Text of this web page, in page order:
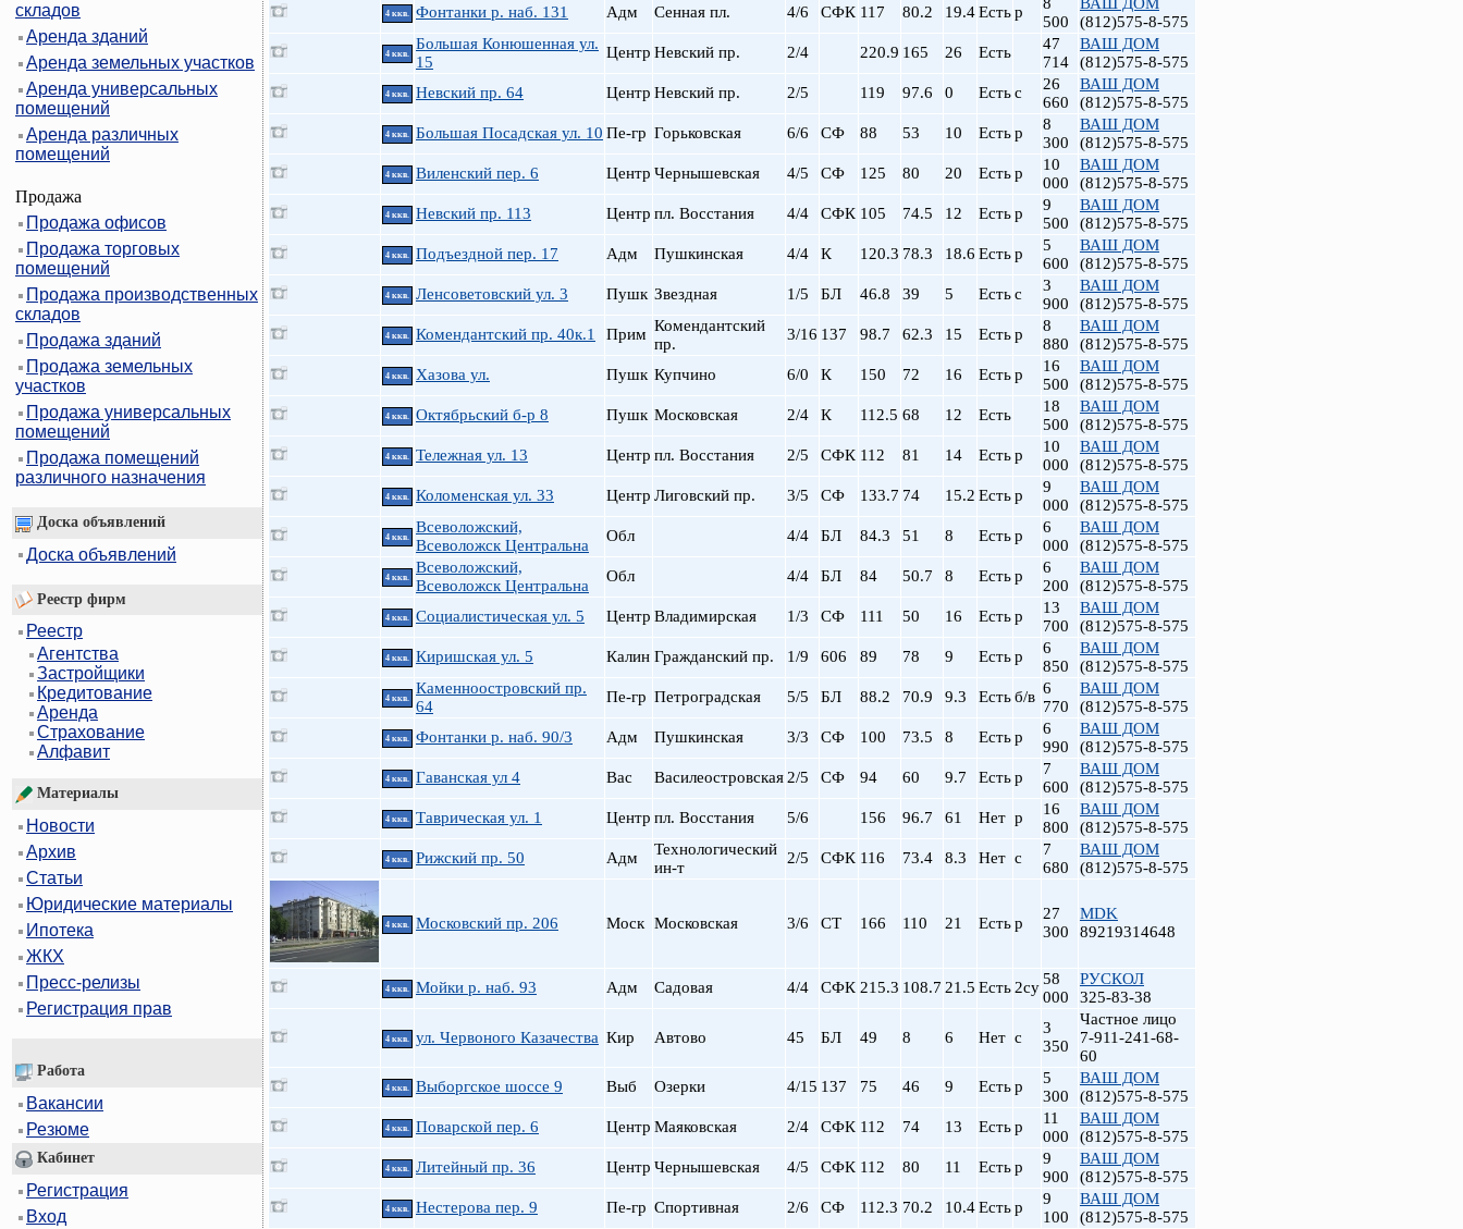
складов
Аренда зданий
Аренда земельных участков
Аренда универсальных
помещений
Аренда различных
помещений
Продажа
Продажа офисов
Продажа торговых
помещений
Продажа производственных
складов
Продажа зданий
Продажа земельных
участков
Продажа универсальных
помещений
Продажа помещений
различного назначения
Доска объявлений
Доска объявлений
Реестр фирм
Реестр
Агентства
Застройщики
Кредитование
Аренда
Страхование
Алфавит
Материалы
Новости
Архив
Статьи
Юридические материалы
Ипотека
ЖКХ
Пресс-релизы
Регистрация прав
Работа
Вакансии
Резюме
Кабинет
Регистрация
Вход
Панельный
Реконструкция
Сталинский
Хрущевка
Лесная
Лиговский пр.
Маяковская
Нарвская
Новочеркасская
Озерки
Парнас
Петроградская
пл. Ал. Невского
пл. Мужества
пр. Большевиков
пр. Ветеранов
Приморская
Рыбацкое
Сенная пл.
Спортивная
Технологический ин-т
Черная речка
Электросила
4 ккв. Фонтанки р. наб. 131 Адм Сенная пл. 4/6 СФК 117 80.2 19.4Естьр
500
(812)575-8-575
4 ккв.
Большая Конюшенная ул.
15
Центр Невский пр. 2/4 220.9 165 26 Есть
47
714
ВАШ ДОМ
(812)575-8-575
4 ккв. Невский пр. 64 Центр Невский пр. 2/5 119 97.6 0 Естьс
26
660
ВАШ ДОМ
(812)575-8-575
4 ккв. Большая Посадская ул. 10 Пе-гр Горьковская 6/6 СФ 88 53 10 Естьр
8
300
ВАШ ДОМ
(812)575-8-575
4 ккв. Виленский пер. 6 Центр Чернышевская 4/5 СФ 125 80 20 Естьр
10
000
ВАШ ДОМ
(812)575-8-575
4 ккв. Невский пр. 113 Центр пл. Восстания 4/4 СФК 105 74.5 12 Естьр
9
500
ВАШ ДОМ
(812)575-8-575
4 ккв. Подъездной пер. 17 Адм Пушкинская 4/4 К 120.3 78.3 18.6 Естьр
5
600
ВАШ ДОМ
(812)575-8-575
4 ккв. Ленсоветовский ул. 3 Пушк Звездная 1/5 БЛ 46.8 39 5 Естьс
3
900
ВАШ ДОМ
(812)575-8-575
4 ккв. Комендантский пр. 40к.1 Прим Комендантский
пр.
3/16 137 98.7 62.3 15 Естьр
8
880
ВАШ ДОМ
(812)575-8-575
4 ккв. Хазова ул. Пушк Купчино 6/0 К 150 72 16 Естьр
16
500
ВАШ ДОМ
(812)575-8-575
4 ккв. Октябрьский б-р 8 Пушк Московская 2/4 К 112.5 68 12 Есть
18
500
ВАШ ДОМ
(812)575-8-575
4 ккв. Тележная ул. 13 Центр пл. Восстания 2/5 СФК 112 81 14 Естьр
10
000
ВАШ ДОМ
(812)575-8-575
4 ккв. Коломенская ул. 33 Центр Лиговский пр. 3/5 СФ 133.7 74 15.2 Естьр
9
000
ВАШ ДОМ
(812)575-8-575
4 ккв.
Всеволожский,
Всеволожск Центральна
Обл 4/4 БЛ 84.3 51 8 Естьр
6
000
ВАШ ДОМ
(812)575-8-575
4 ккв.
Всеволожский,
Всеволожск Центральна
Обл 4/4 БЛ 84 50.7 8 Естьр
6
200
ВАШ ДОМ
(812)575-8-575
4 ккв. Социалистическая ул. 5 Центр Владимирская 1/3 СФ 111 50 16 Естьр
13
700
ВАШ ДОМ
(812)575-8-575
4 ккв. Киришская ул. 5 Калин Гражданский пр. 1/9 606 89 78 9 Естьр
6
850
ВАШ ДОМ
(812)575-8-575
4 ккв.
Каменноостровский пр.
64
Пе-гр Петроградская 5/5 БЛ 88.2 70.9 9.3 Естьб/в 6
770
ВАШ ДОМ
(812)575-8-575
4 ккв. Фонтанки р. наб. 90/3 Адм Пушкинская 3/3 СФ 100 73.5 8 Естьр
6
990
ВАШ ДОМ
(812)575-8-575
4 ккв. Гаванская ул 4 Вас Василеостровская 2/5 СФ 94 60 9.7 Естьр
7
600
ВАШ ДОМ
(812)575-8-575
4 ккв. Таврическая ул. 1 Центр пл. Восстания 5/6 156 96.7 61 Нет р
16
800
ВАШ ДОМ
(812)575-8-575
4 ккв. Рижский пр. 50 Адм
Технологический
ин-т
2/5 СФК 116 73.4 8.3 Нет с
7
680
ВАШ ДОМ
(812)575-8-575
4 ккв. Московский пр. 206 Моск Московская 3/6 СТ 166 110 21 Естьр
27
300
MDK
89219314648
4 ккв. Мойки р. наб. 93 Адм Садовая 4/4 СФК 215.3 108.7 21.5 Есть 2су58
000
РУСКОЛ
325-83-38
4 ккв. ул. Червоного Казачества Кир Автово 45 БЛ 49 8 6 Нет с
3
350
Частное лицо
7-911-241-68-
60
4 ккв. Выборгское шоссе 9 Выб Озерки 4/15 137 75 46 9 Естьр
5
300
ВАШ ДОМ
(812)575-8-575
4 ккв. Поварской пер. 6 Центр Маяковская 2/4 СФК 112 74 13 Естьр
11
000
ВАШ ДОМ
(812)575-8-575
4 ккв. Литейный пр. 36 Центр Чернышевская 4/5 СФК 112 80 11 Естьр
9
900
ВАШ ДОМ
(812)575-8-575
4 ккв. Нестерова пер. 9 Пе-гр Спортивная 2/6 СФ 112.3 70.2 10.4Естьр
9
100
ВАШ ДОМ
(812)575-8-575